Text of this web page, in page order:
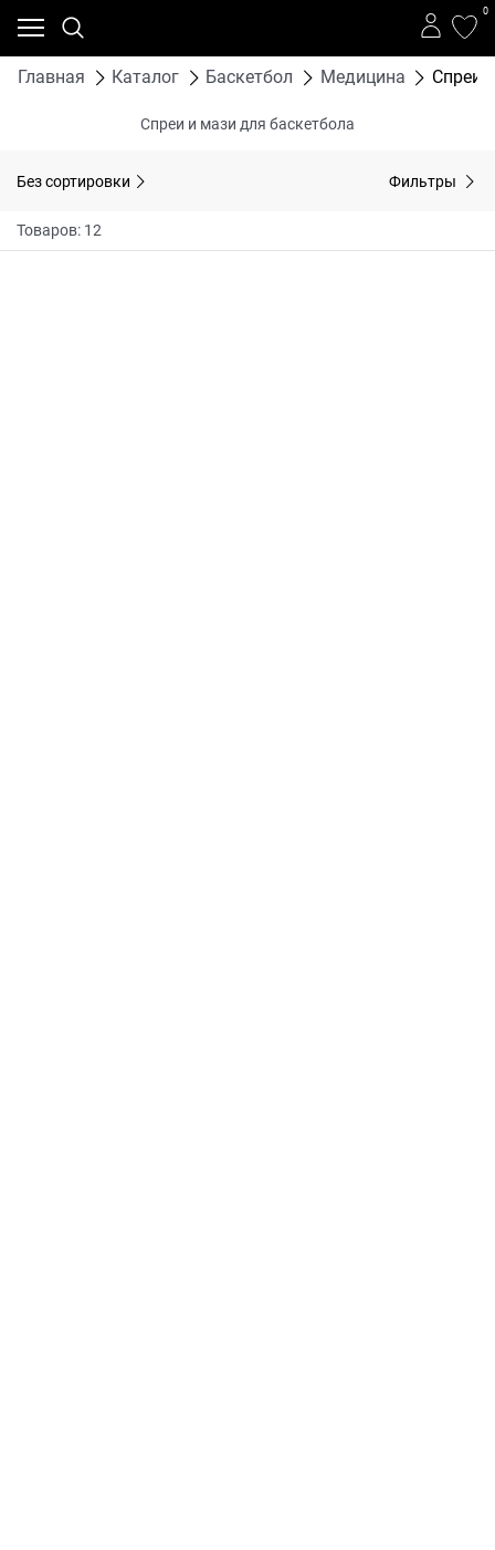
0
Главная Каталог Баскетбол Медицина Спреи,
Спреи и мази для баскетбола
Без сортировки Фильтры
Товаров: 12